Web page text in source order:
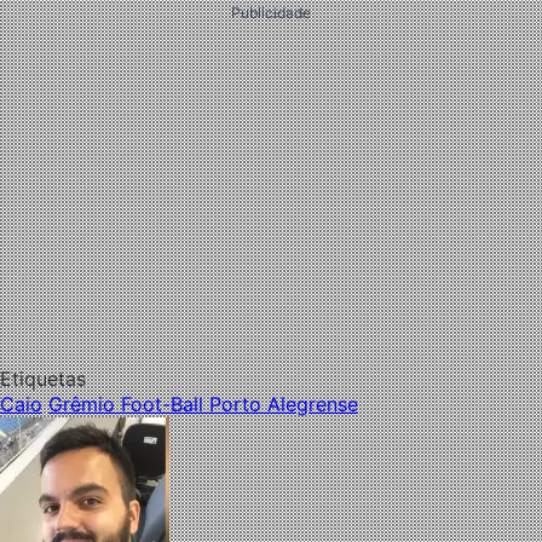
Publicidade
Etiquetas
Caio Grêmio Foot-Ball Porto Alegrense